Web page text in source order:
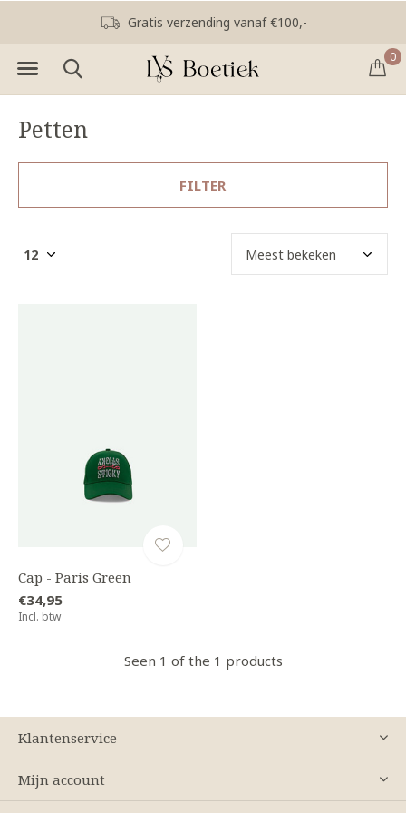
0
Gratis verzending vanaf €100,-
Petten
FILTER
Cap - Paris Green
€34,95
Incl. btw
Seen 1 of the 1 products
Klantenservice
Mijn account